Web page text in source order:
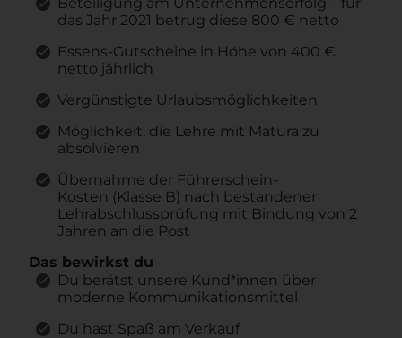
das Jahr 2021 betrug diese 800 € netto
Essens-Gutscheine in Höhe von 400 €
netto jährlich
Vergünstigte Urlaubsmöglichkeiten
Möglichkeit, die Lehre mit Matura zu
absolvieren
Übernahme der Führerschein-
Kosten (Klasse B) nach bestandener
Lehrabschlussprüfung mit Bindung von 2
Jahren an die Post
Das bewirkst du
Du berätst unsere Kund*innen über
moderne Kommunikationsmittel
Du hast Spaß am Verkauf